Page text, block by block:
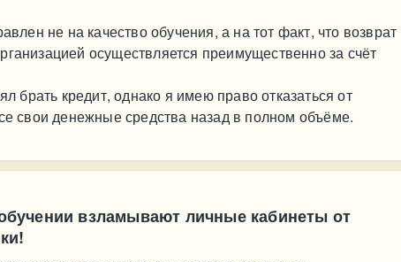
не на качество обучения, а на тот факт, что возврат
осуществляется преимущественно за счёт
брать кредит, однако я имею право отказаться от
свои денежные средства назад в полном объёме.
взламывают личные кабинеты от